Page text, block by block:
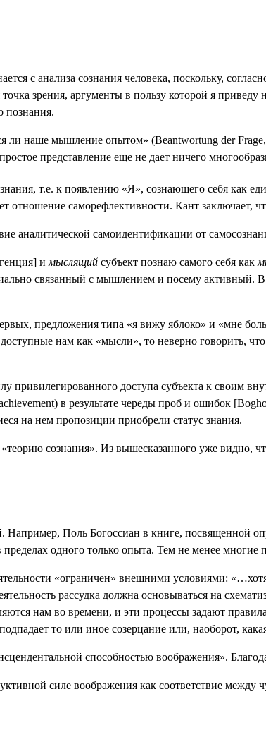
с анализа сознания человека, поскольку,
зрения, аргументы в пользу которой я
познания.
ли наше мышление опытом» (Beantwortung der
представление еще не дает ничего
т.е. к появлению «Я», сознающего себя
отношение саморефлективности. Кант
аналитической самоидентификации от
и мыслящий субъект познаю самого себя как
связанный с мышлением и посему
предложения типа «я вижу яблоко» и
нам как «мысли», то неверно говорить,
доступа субъекта к
) в результате череды проб и ошибок [
на нем пропозиции приобрели статус знания.
сознания». Из вышесказанного уже
Например, Поль Богоссиан в книге,
одного только опыта. Тем не менее
«ограничен» внешними условиями:
рассудка должна основываться на
нам во времени, и эти процессы задают
то или иное созерцание или, наоборот,
способностью воображения».
силе воображения как соответствие